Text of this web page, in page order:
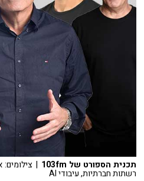
תכנית הספורט של 103fm
רשתות חברתיות, עיבודי AI